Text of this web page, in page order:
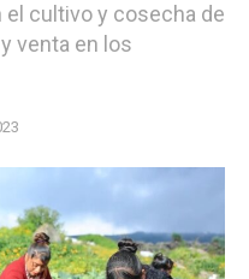
el cultivo y cosecha de
venta en los